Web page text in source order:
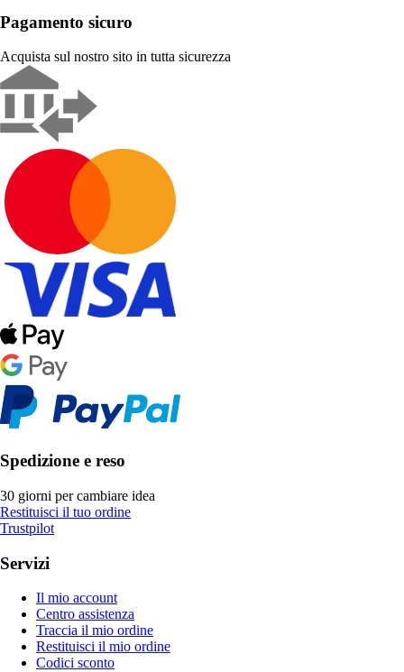
Pagamento sicuro
Acquista sul nostro sito in tutta sicurezza
Spedizione e reso
30 giorni per cambiare idea
Restituisci il tuo ordine
Trustpilot
Servizi
Il mio account
Centro assistenza
Traccia il mio ordine
Restituisci il mio ordine
Codici sconto